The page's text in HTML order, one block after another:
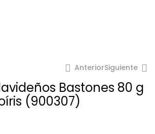
AnteriorSiguiente
Bastones 80 g
(900307)